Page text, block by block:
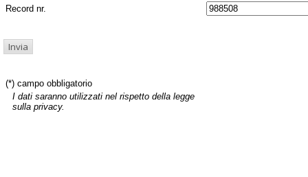
Record nr.
(*) campo obbligatorio
I dati saranno utilizzati nel rispetto della legge
sulla privacy.